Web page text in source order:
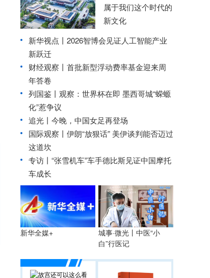
属于我们这个时代的
新文化
新华视点丨 2026智博会见证人工智能产业
新跃迁
财经观察丨 首批新型浮动费率基金迎来周
年答卷
列国鉴丨观察：世界杯在即 墨西哥城“蝾螈
化”惹争议
追光丨 今晚，中国女足再登场
国际观察丨 伊朗“放狠话” 美伊谈判能否迈过
这道坎
专访丨“张雪机车”车手德比斯见证中国摩托
车成长
新华全媒+
城事·微光丨中医“小
白”行医记